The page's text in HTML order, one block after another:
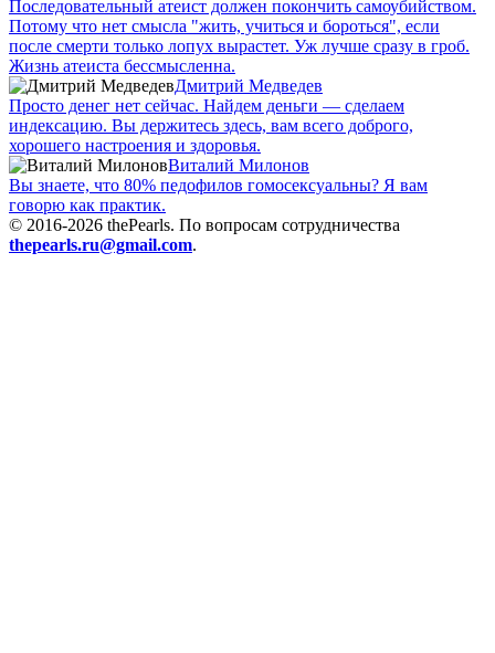
Последовательный атеист должен покончить самоубийством.
Потому что нет смысла "жить, учиться и бороться", если
после смерти только лопух вырастет. Уж лучше сразу в гроб.
Жизнь атеиста бессмысленна.
Дмитрий Медведев
Просто денег нет сейчас. Найдем деньги — сделаем
индексацию. Вы держитесь здесь, вам всего доброго,
хорошего настроения и здоровья.
Виталий Милонов
Вы знаете, что 80% педофилов гомосексуальны? Я вам
говорю как практик.
© 2016-2026 thePearls. По вопросам сотрудничества
thepearls.ru@gmail.com.